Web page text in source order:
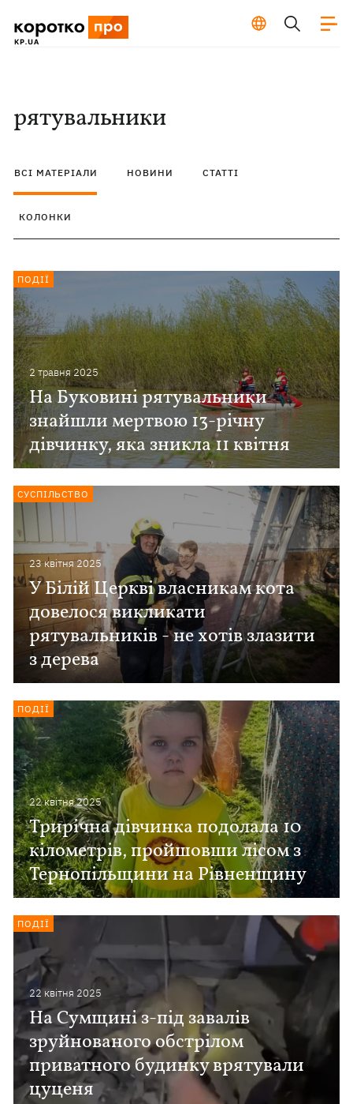
рятувальники
ВСІ МАТЕРІАЛИ НОВИНИ СТАТТІ
КОЛОНКИ
2 травня 2025
На Буковині рятувальники
знайшли мертвою 13-річну
дівчинку, яка зникла 11 квітня
ПОДІЇ
23 квiтня 2025
У Білій Церкві власникам кота
довелося викликати
рятувальників - не хотів злазити
з дерева
СУСПІЛЬСТВО
22 квiтня 2025
Трирічна дівчинка подолала 10
кілометрів, пройшовши лісом з
Тернопільщини на Рівненщину
ПОДІЇ
22 квiтня 2025
На Сумщині з-під завалів
зруйнованого обстрілом
приватного будинку врятували
цуценя
ПОДІЇ